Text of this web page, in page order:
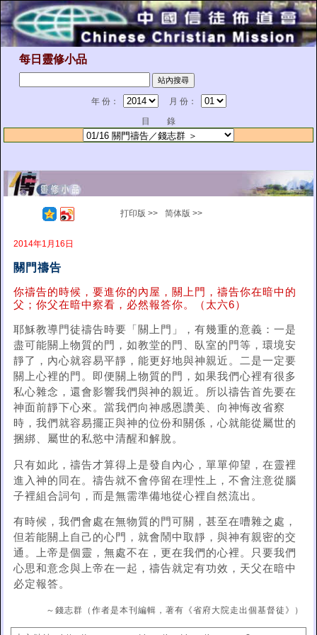
每日靈修小品
年 份：
月 份：
目 錄
打印版 >> 简体版 >>
2014年1月16日
關門禱告
你禱告的時候，要進你的內屋，關上門，禱告你在暗中的
父；你父在暗中察看，必然報答你。（太六6）
耶穌教導門徒禱告時要「關上門」，有幾重的意義：一是
盡可能關上物質的門，如教堂的門、臥室的門等，環境安
靜了，內心就容易平靜，能更好地與神親近。二是一定要
關上心裡的門。即便關上物質的門，如果我們心裡有很多
私心雜念，還會影響我們與神的親近。所以禱告首先要在
神面前靜下心來。當我們向神感恩讚美、向神悔改省察
時，我們就容易擺正與神的位份和關係，心就能從屬世的
捆綁、屬世的私慾中清醒和解脫。
只有如此，禱告才算得上是發自內心，單單仰望，在靈裡
進入神的同在。禱告就不會停留在理性上，不會注意從腦
子裡組合詞句，而是無需準備地從心裡自然流出。
有時候，我們會處在無物質的門可關，甚至在嘈雜之處，
但若能關上自己的心門，就會鬧中取靜，與神有親密的交
通。上帝是個靈，無處不在，更在我們的心裡。只要我們
心思和意念與上帝在一起，禱告就定有功效，天父在暗中
必定報答。
～錢志群（作者是本刊編輯，著有《省府大院走出個基督徒》）